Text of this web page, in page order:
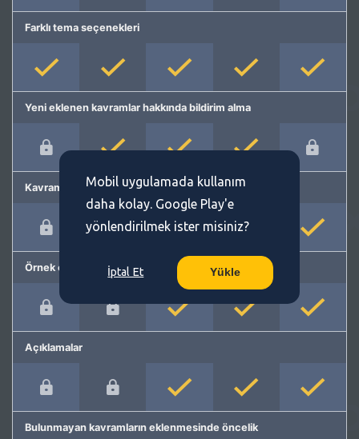
Farklı tema seçenekleri
Yeni eklenen kavramlar hakkında bildirim alma
Kavram önerme
Örnek cümleler
Açıklamalar
Bulunmayan kavramların eklenmesinde öncelik
Mobil uygulamada kullanım
daha kolay. Google Play'e
yönlendirilmek ister misiniz?
İptal Et Yükle